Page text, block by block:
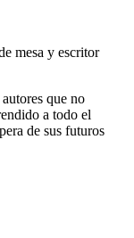
mesa y escritor
que no
a todo el
de sus futuros